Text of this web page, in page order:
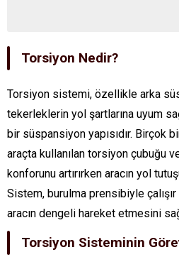
Torsiyon Nedir?
Torsiyon sistemi, özellikle arka
tekerleklerin yol şartlarına uyum
bir süspansiyon yapısıdır. Birçok
araçta kullanılan torsiyon çubuğu
konforunu artırırken aracın yol
Sistem, burulma prensibiyle
aracın dengeli hareket etmesini
Torsiyon Sisteminin